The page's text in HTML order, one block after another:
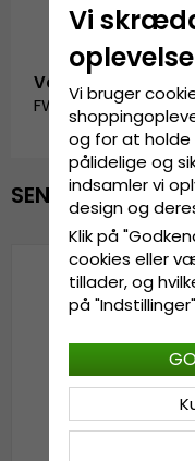
Vare-ID:
FW_SC-3555-
SENAST VISTE
Vi
oplevelse
Vi bruger
og for at holde
pålidelige og
indsamler vi
design og
Klik på
cookies eller
tillader, og
på